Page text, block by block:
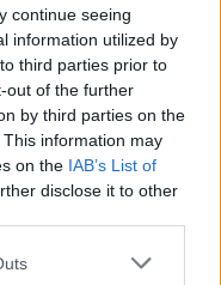
continue seeing
information utilized by
third parties prior to
out of the further
by third parties on the
This information may
on the IAB’s List of
disclose it to other